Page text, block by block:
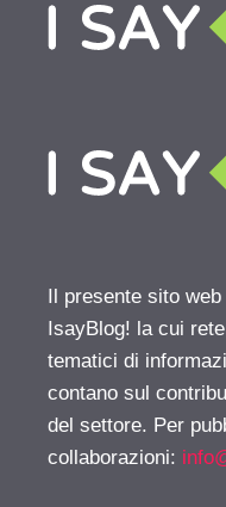
Il presente sito
IsayBlog! la cui
tematici di
contano sul
del settore. Per
collaborazioni: